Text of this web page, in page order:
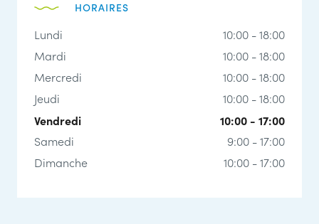
HORAIRES
Lundi
10:00 - 18:00
Mardi
10:00 - 18:00
Mercredi
10:00 - 18:00
Jeudi
10:00 - 18:00
Vendredi 10:00 - 17:00
Samedi
9:00 - 17:00
Dimanche
10:00 - 17:00